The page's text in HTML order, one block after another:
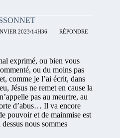
2023/14H36 RÉPONDRE
exprimé, ou bien vous
ou du moins pas
comme je l’ai écrit, dans
Jésus ne remet en cause la
pas au meurtre, au
d’abus… Il va encore
pouvoir et de mainmise est
nous sommes